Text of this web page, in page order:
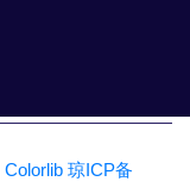
Colorlib 琼ICP备